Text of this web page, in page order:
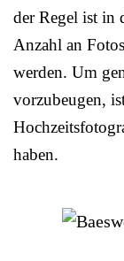
der Regel ist in
Anzahl an
werden. Um
vorzubeugen,
haben.